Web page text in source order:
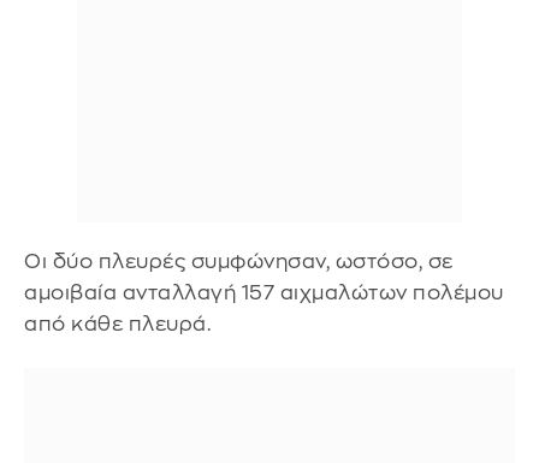
Οι δύο πλευρές συμφώνησαν, ωστόσο, σε
αμοιβαία ανταλλαγή 157 αιχμαλώτων πολέμου
από κάθε πλευρά.